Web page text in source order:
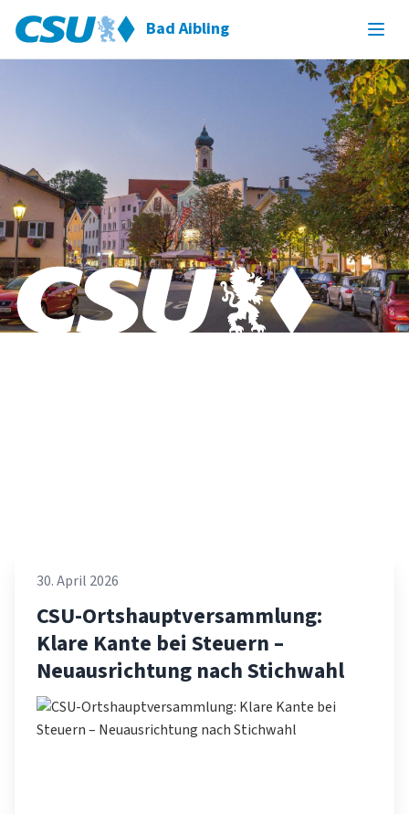
Bad Aibling
30. April 2026
CSU-Ortshauptversammlung:
Klare Kante bei Steuern –
Neuausrichtung nach Stichwahl